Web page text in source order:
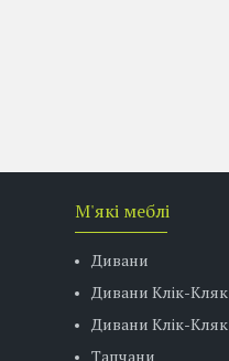
М'які меблі
Дивани
Дивани Клік-Кляк
Дивани Клік-Кляк
Тапчани